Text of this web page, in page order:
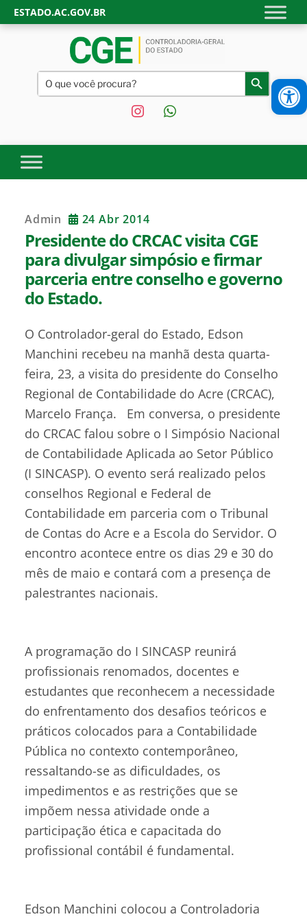
Skip
to
ESTADO.AC.GOV.BR
CONTROLADORIA-GERAL
DO ESTADO DO ACRE |
GOVERNO DO ESTADO DO
Site oficial da Controladoria-Geral do Estado do Acre.
Transparência, controle interno e fiscalização do Governo do
Estado do Acre.
Search
for: Search Button
instagramwhatsapp
Admin 24 Abr 2014
Presidente do CRCAC visita CGE
para divulgar simpósio e firmar
parceria entre conselho e governo
do Estado.
O Controlador-geral do Estado, Edson
Manchini recebeu na manhã desta quarta-
feira, 23, a visita do presidente do Conselho
Regional de Contabilidade do Acre (CRCAC),
Marcelo França. Em conversa, o presidente
do CRCAC falou sobre o I Simpósio Nacional
de Contabilidade Aplicada ao Setor Público
(I SINCASP). O evento será realizado pelos
conselhos Regional e Federal de
Contabilidade em parceria com o Tribunal
de Contas do Acre e a Escola do Servidor. O
encontro acontece entre os dias 29 e 30 do
mês de maio e contará com a presença de
palestrantes nacionais.
A programação do I SINCASP reunirá
profissionais renomados, docentes e
estudantes que reconhecem a necessidade
do enfrentamento dos desafios teóricos e
práticos colocados para a Contabilidade
Pública no contexto contemporâneo,
ressaltando-se as dificuldades, os
impedimentos e as restrições que se
impõem nessa atividade onde a
participação ética e capacitada do
profissional contábil é fundamental.
Edson Manchini colocou a Controladoria